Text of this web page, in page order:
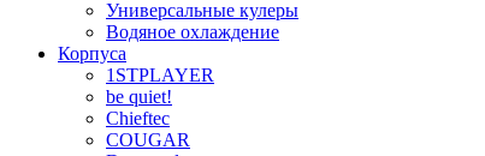
Универсальные кулеры
Водяное охлаждение
Корпуса
1STPLAYER
be quiet!
Chieftec
COUGAR